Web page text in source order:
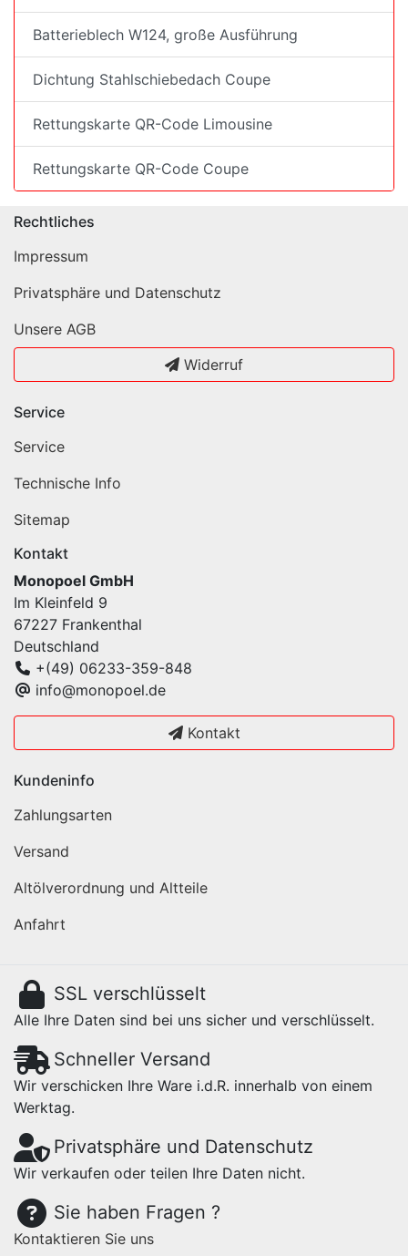
Batterieblech W124, große Ausführung
Dichtung Stahlschiebedach Coupe
Rettungskarte QR-Code Limousine
Rettungskarte QR-Code Coupe
Rechtliches
Impressum
Privatsphäre und Datenschutz
Unsere AGB
Widerruf
Service
Service
Technische Info
Sitemap
Kontakt
Monopoel GmbH
Im Kleinfeld 9
67227 Frankenthal
Deutschland
+(49) 06233-359-848
info@monopoel.de
Kontakt
Kundeninfo
Zahlungsarten
Versand
Altölverordnung und Altteile
Anfahrt
SSL verschlüsselt
Alle Ihre Daten sind bei uns sicher und verschlüsselt.
Schneller Versand
Wir verschicken Ihre Ware i.d.R. innerhalb von einem
Werktag.
Privatsphäre und Datenschutz
Wir verkaufen oder teilen Ihre Daten nicht.
Sie haben Fragen ?
Kontaktieren Sie uns